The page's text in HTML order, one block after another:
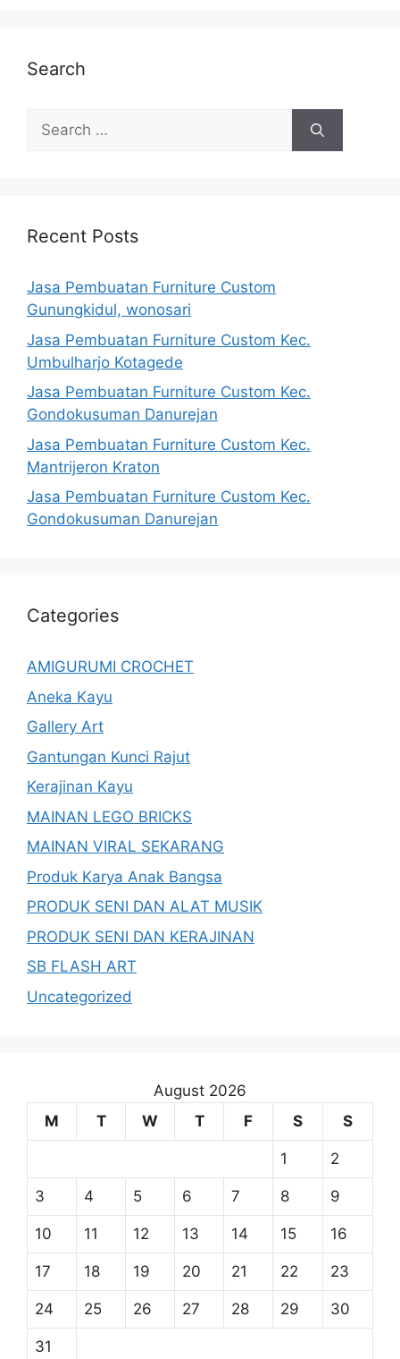
Search
Search
for:
Recent Posts
Jasa Pembuatan Furniture Custom
Gunungkidul, wonosari
Jasa Pembuatan Furniture Custom Kec.
Umbulharjo Kotagede
Jasa Pembuatan Furniture Custom Kec.
Gondokusuman Danurejan
Jasa Pembuatan Furniture Custom Kec.
Mantrijeron Kraton
Jasa Pembuatan Furniture Custom Kec.
Gondokusuman Danurejan
Categories
AMIGURUMI CROCHET
Aneka Kayu
Gallery Art
Gantungan Kunci Rajut
Kerajinan Kayu
MAINAN LEGO BRICKS
MAINAN VIRAL SEKARANG
Produk Karya Anak Bangsa
PRODUK SENI DAN ALAT MUSIK
PRODUK SENI DAN KERAJINAN
SB FLASH ART
Uncategorized
August 2026
M
T W T F S S
1 2
3 4 5 6 7 8 9
10 11 12 13 14 15 16
17 18 19 20 21 22 23
24 25 26 27 28 29 30
31